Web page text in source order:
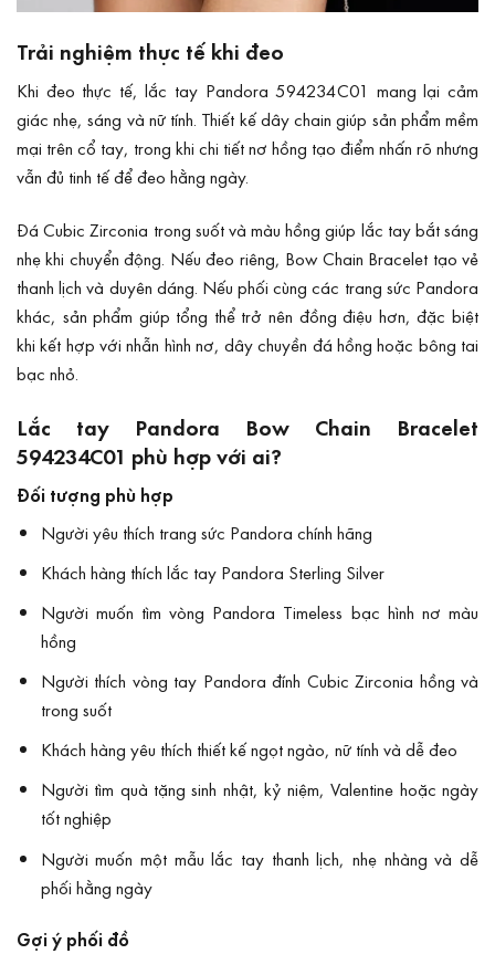
Trải nghiệm thực tế khi đeo
Khi đeo thực tế, lắc tay Pandora 594234C01 mang lại cảm
giác nhẹ, sáng và nữ tính. Thiết kế dây chain giúp sản phẩm mềm
mại trên cổ tay, trong khi chi tiết nơ hồng tạo điểm nhấn rõ nhưng
vẫn đủ tinh tế để đeo hằng ngày.
Đá Cubic Zirconia trong suốt và màu hồng giúp lắc tay bắt sáng
nhẹ khi chuyển động. Nếu đeo riêng, Bow Chain Bracelet tạo vẻ
thanh lịch và duyên dáng. Nếu phối cùng các trang sức Pandora
khác, sản phẩm giúp tổng thể trở nên đồng điệu hơn, đặc biệt
khi kết hợp với nhẫn hình nơ, dây chuyền đá hồng hoặc bông tai
bạc nhỏ.
Lắc tay Pandora Bow Chain Bracelet
594234C01 phù hợp với ai?
Đối tượng phù hợp
Người yêu thích trang sức Pandora chính hãng
Khách hàng thích lắc tay Pandora Sterling Silver
Người muốn tìm vòng Pandora Timeless bạc hình nơ màu
hồng
Người thích vòng tay Pandora đính Cubic Zirconia hồng và
trong suốt
Khách hàng yêu thích thiết kế ngọt ngào, nữ tính và dễ đeo
Người tìm quà tặng sinh nhật, kỷ niệm, Valentine hoặc ngày
tốt nghiệp
Người muốn một mẫu lắc tay thanh lịch, nhẹ nhàng và dễ
phối hằng ngày
Gợi ý phối đồ